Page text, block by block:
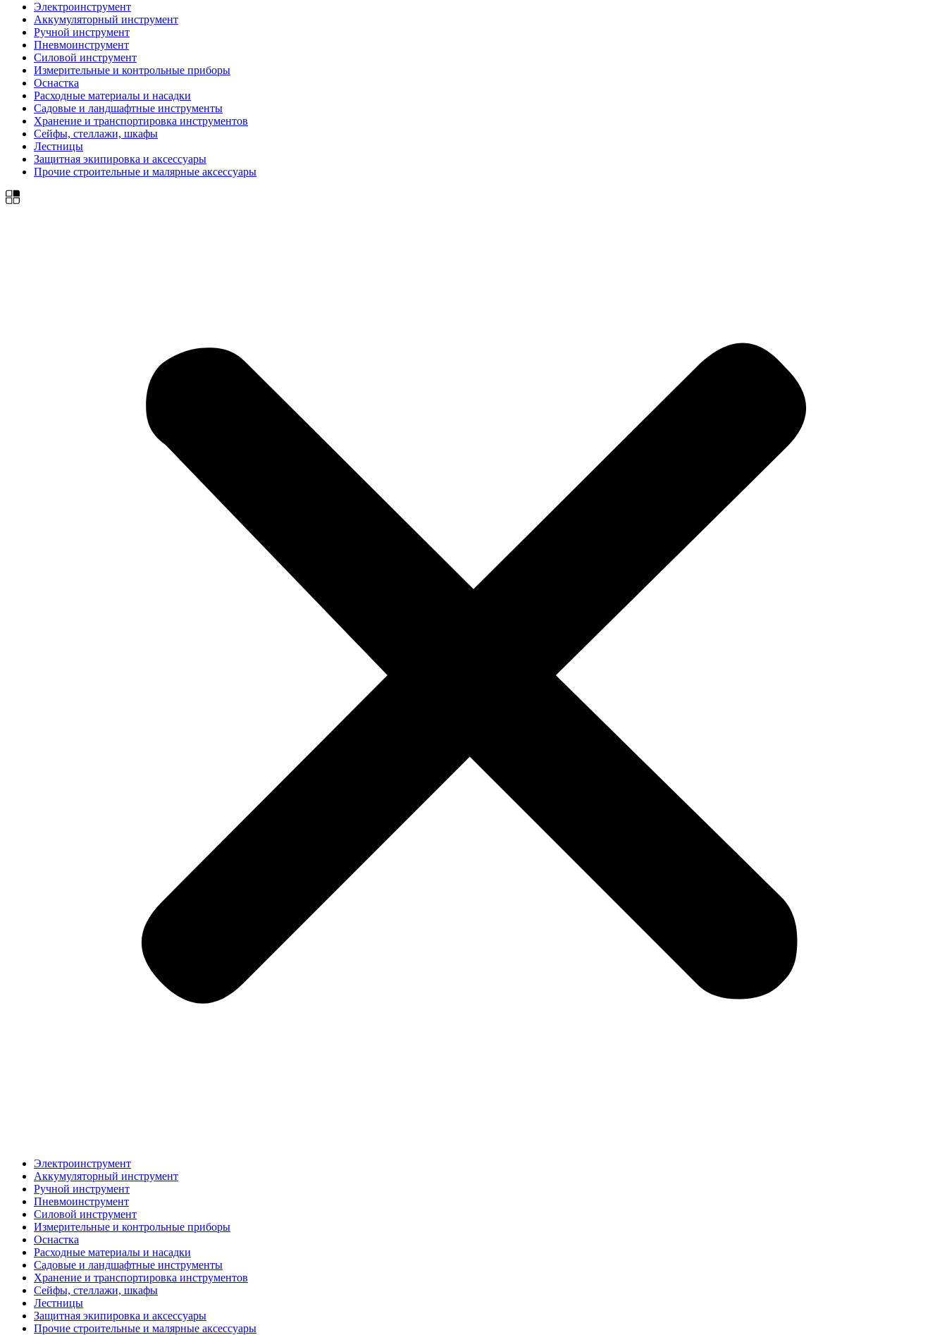
Электроинструмент
Аккумуляторный инструмент
Ручной инструмент
Пневмоинструмент
Силовой инструмент
Измерительные и контрольные приборы
Оснастка
Расходные материалы и насадки
Садовые и ландшафтные инструменты
Хранение и транспортировка инструментов
Сейфы, стеллажи, шкафы
Лестницы
Защитная экипировка и аксессуары
Прочие строительные и малярные аксессуары
Электроинструмент
Аккумуляторный инструмент
Ручной инструмент
Пневмоинструмент
Силовой инструмент
Измерительные и контрольные приборы
Оснастка
Расходные материалы и насадки
Садовые и ландшафтные инструменты
Хранение и транспортировка инструментов
Сейфы, стеллажи, шкафы
Лестницы
Защитная экипировка и аксессуары
Прочие строительные и малярные аксессуары